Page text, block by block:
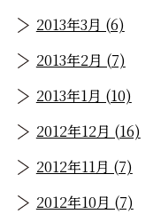
2013年3月 (6)
2013年2月 (7)
2013年1月 (10)
2012年12月 (16)
2012年11月 (7)
2012年10月 (7)